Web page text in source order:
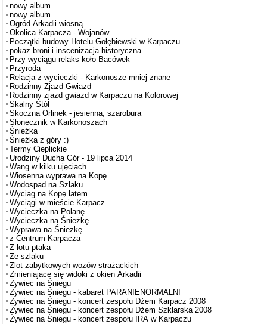
nowy album
nowy album
Ogród Arkadii wiosną
Okolica Karpacza - Wojanów
Początki budowy Hotelu Gołębiewski w Karpaczu
pokaz broni i inscenizacja historyczna
Przy wyciągu relaks koło Bacówek
Przyroda
Relacja z wycieczki - Karkonosze mniej znane
Rodzinny Zjazd Gwiazd
Rodzinny zjazd gwiazd w Karpaczu na Kolorowej
Skalny Stół
Skoczna Orlinek - jesienna, szarobura
Słonecznik w Karkonoszach
Śnieżka
Śnieżka z góry :)
Termy Cieplickie
Urodziny Ducha Gór - 19 lipca 2014
Wang w kilku ujęciach
Wiosenna wyprawa na Kopę
Wodospad na Szlaku
Wyciag na Kopę latem
Wyciągi w mieście Karpacz
Wycieczka na Polanę
Wycieczka na Śnieżkę
Wyprawa na Śnieżkę
z Centrum Karpacza
Z lotu ptaka
Ze szlaku
Zlot zabytkowych wozów strażackich
Zmieniajace się widoki z okien Arkadii
Żywiec na Śniegu
Żywiec na Śniegu - kabaret PARANIENORMALNI
Żywiec na Śniegu - koncert zespołu Dżem Karpacz 2008
Żywiec na Śniegu - koncert zespołu Dżem Szklarska 2008
Żywiec na Śniegu - koncert zespołu IRA w Karpaczu